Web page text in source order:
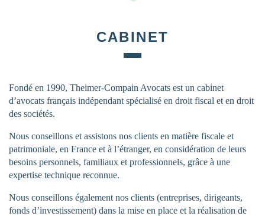
CABINET
Fondé en 1990, Theimer-Compain Avocats est un cabinet
d’avocats français indépendant spécialisé en droit fiscal et en droit
des sociétés.
Nous conseillons et assistons nos clients en matière fiscale et
patrimoniale, en France et à l’étranger, en considération de leurs
besoins personnels, familiaux et professionnels, grâce à une
expertise technique reconnue.
Nous conseillons également nos clients (entreprises, dirigeants,
fonds d’investissement) dans la mise en place et la réalisation de